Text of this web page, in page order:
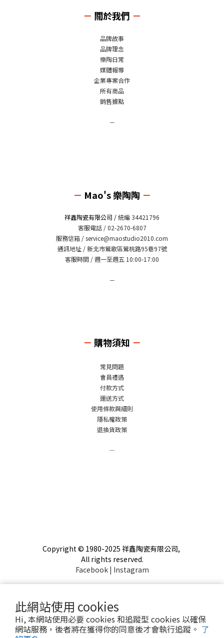
此網站使用 cookies
Hi, 本網站使用必要 cookies 和追蹤型 cookies 以確保
網站服務，後者將在獲得你的同意後才會執行追蹤。 了
－ 關於我們 －
品牌故事
品牌理念
樂陶日常
媒體報導
企業專案合作
所有商品
銷售據點
－
－ Mao's 樂陶陶 －
祥鑫陶瓷有限公司 /統編 34421796
客服電話 / 02-2670-6807
服務信箱 /service@maostudio2010.com
通訊地址 / 新北市鶯歌區鶯桃路95巷97號
客服時間 / 週一至週五 10:00-17:00
－
－ 購物須知 －
常見問題
會員禮遇
付款方式
運送方式
使用條款與細則
隱私權政策
退換貨政策
－
Copyright © 1980-2025 祥鑫陶瓷有限公司,
All rights reserved.
Facebook| Instagram